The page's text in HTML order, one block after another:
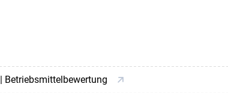
Betriebsmittelbewertung